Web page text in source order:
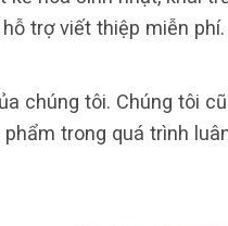
trợ viết thiệp miễn
chúng tôi. Chúng tôi
phẩm trong quá trình